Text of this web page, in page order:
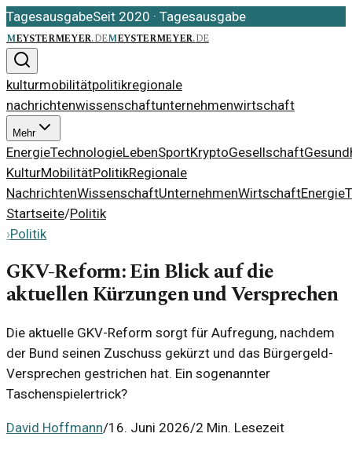
TagesausgabeSeit 2020 · Tagesausgabe
meystermeyer.demeystermeyer.de
kulturmobilitätpolitikregionale
nachrichtenwissenschaftunternehmenwirtschaft
Mehr
EnergieTechnologieLebenSportKryptoGesellschaft
KulturMobilitätPolitikRegionale
NachrichtenWissenschaftUnternehmenWirtschaftEnergie
Startseite/Politik
›Politik
GKV-Reform: Ein Blick auf die
aktuellen Kürzungen und Versprechen
Die aktuelle GKV-Reform sorgt für Aufregung, nachdem
der Bund seinen Zuschuss gekürzt und das Bürgergeld-
Versprechen gestrichen hat. Ein sogenannter
Taschenspielertrick?
David Hoffmann/16. Juni 2026/2 Min. Lesezeit